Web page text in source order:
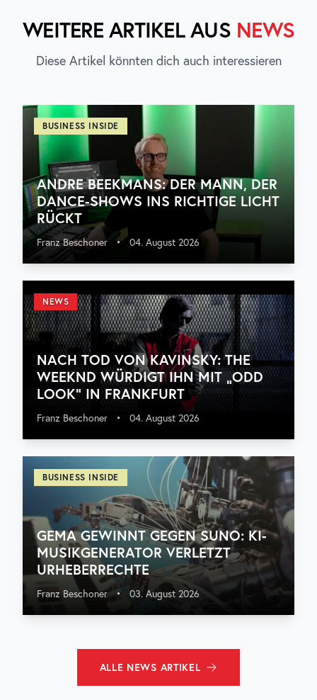
WEITERE ARTIKEL AUS NEWS
Diese Artikel könnten dich auch interessieren
BUSINESS INSIDE
ANDRE BEEKMANS: DER MANN, DER
DANCE-SHOWS INS RICHTIGE LICHT
RÜCKT
Franz Beschoner • 04. August 2026
NEWS
NACH TOD VON KAVINSKY: THE
WEEKND WÜRDIGT IHN MIT „ODD
LOOK“ IN FRANKFURT
Franz Beschoner • 04. August 2026
BUSINESS INSIDE
GEMA GEWINNT GEGEN SUNO: KI-
MUSIKGENERATOR VERLETZT
URHEBERRECHTE
Franz Beschoner • 03. August 2026
ALLE NEWS ARTIKEL